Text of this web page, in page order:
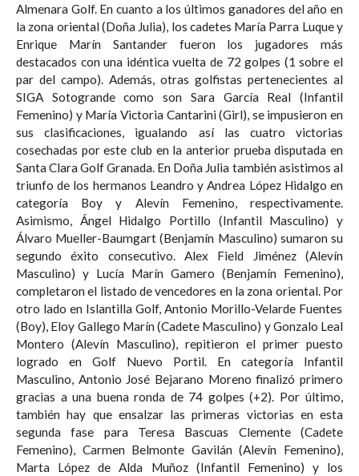
Almenara Golf. En cuanto a los últimos ganadores del año en
la zona oriental (Doña Julia), los cadetes María Parra Luque y
Enrique Marín Santander fueron los jugadores más
destacados con una idéntica vuelta de 72 golpes (1 sobre el
par del campo). Además, otras golfistas pertenecientes al
SIGA Sotogrande como son Sara García Real (Infantil
Femenino) y María Victoria Cantarini (Girl), se impusieron en
sus clasificaciones, igualando así las cuatro victorias
cosechadas por este club en la anterior prueba disputada en
Santa Clara Golf Granada. En Doña Julia también asistimos al
triunfo de los hermanos Leandro y Andrea López Hidalgo en
categoría Boy y Alevín Femenino, respectivamente.
Asimismo, Ángel Hidalgo Portillo (Infantil Masculino) y
Álvaro Mueller-Baumgart (Benjamín Masculino) sumaron su
segundo éxito consecutivo. Alex Field Jiménez (Alevín
Masculino) y Lucía Marín Gamero (Benjamín Femenino),
completaron el listado de vencedores en la zona oriental. Por
otro lado en Islantilla Golf, Antonio Morillo-Velarde Fuentes
(Boy), Eloy Gallego Marín (Cadete Masculino) y Gonzalo Leal
Montero (Alevín Masculino), repitieron el primer puesto
logrado en Golf Nuevo Portil. En categoría Infantil
Masculino, Antonio José Bejarano Moreno finalizó primero
gracias a una buena ronda de 74 golpes (+2). Por último,
también hay que ensalzar las primeras victorias en esta
segunda fase para Teresa Bascuas Clemente (Cadete
Femenino), Carmen Belmonte Gavilán (Alevín Femenino),
Marta López de Alda Muñoz (Infantil Femenino) y los